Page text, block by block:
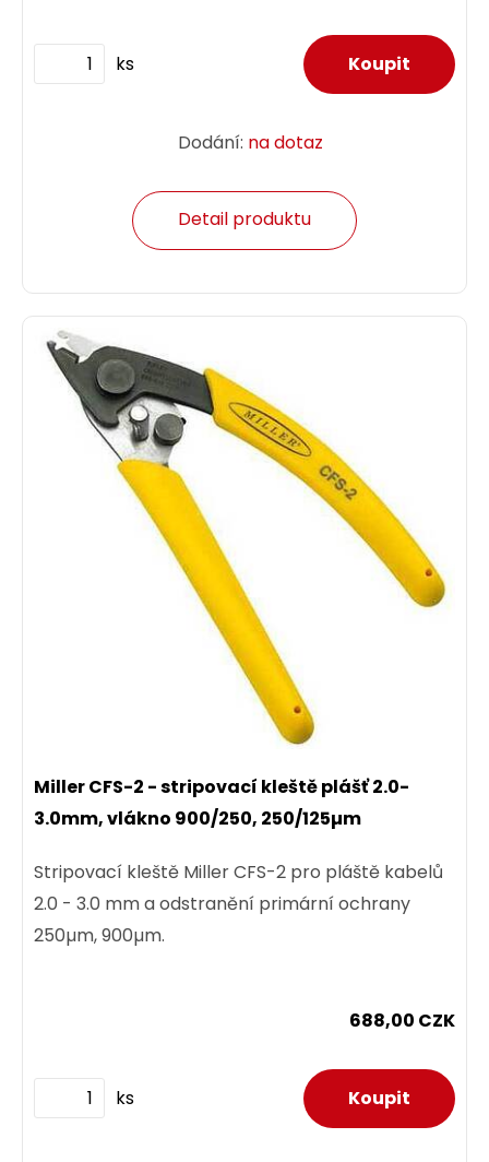
ks
Dodání: na dotaz
Detail produktu
Miller CFS-2 - stripovací kleště plášť 2.0-
3.0mm, vlákno 900/250, 250/125µm
Stripovací kleště Miller CFS-2 pro pláště kabelů
2.0 - 3.0 mm a odstranění primární ochrany
250µm, 900µm.
688,00 CZK
ks